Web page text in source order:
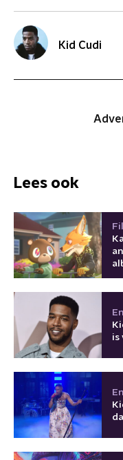
Kid Cudi
Lees ook
is